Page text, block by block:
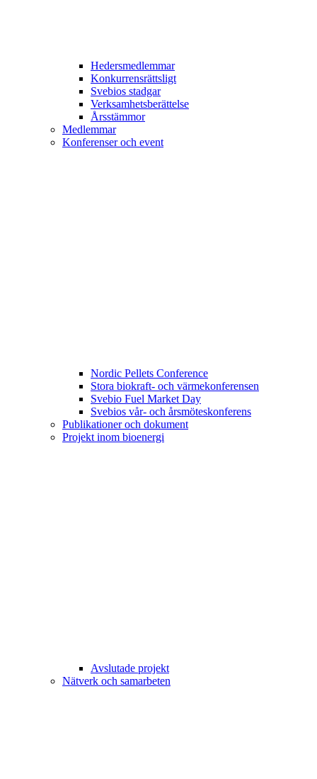
Hedersmedlemmar
Konkurrensrättsligt
Svebios stadgar
Verksamhetsberättelse
Årsstämmor
Medlemmar
Konferenser och event
Nordic Pellets Conference
Stora biokraft- och värmekonferensen
Svebio Fuel Market Day
Svebios vår- och årsmöteskonferens
Publikationer och dokument
Projekt inom bioenergi
Avslutade projekt
Nätverk och samarbeten